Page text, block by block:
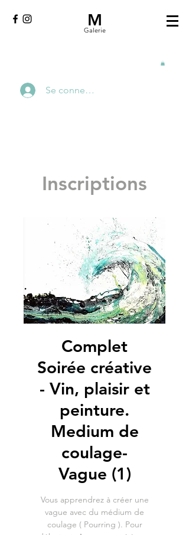
M
Galerie
Se connecter
Inscriptions
Complet
Soirée créative
- Vin, plaisir et
peinture.
Medium de
coulage-
Vague (1)
Vous apprendrez à créer une
vague avec du médium de
coulage ( Pourring ). Pour